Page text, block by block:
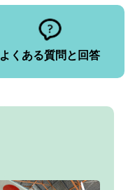
よくある質問と回答